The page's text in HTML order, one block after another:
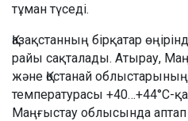
тұман түседі.
Қазақстанның бірқатар
райы сақталады. Атырау,
және Қостанай облыстарының
температурасы +40…+44°C-қа
Маңғыстау облысында